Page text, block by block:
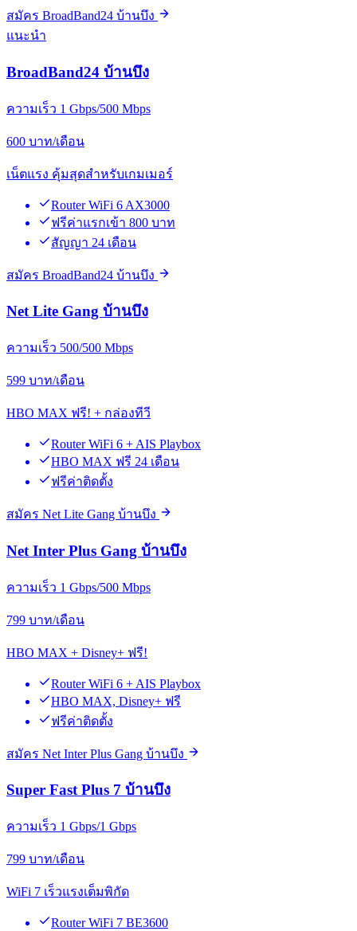
สมัคร BroadBand24 บ้านบึง
แนะนำ
BroadBand24 บ้านบึง
ความเร็ว 1 Gbps/500 Mbps
600 บาท/เดือน
เน็ตแรง คุ้มสุดสำหรับเกมเมอร์
Router WiFi 6 AX3000
ฟรีค่าแรกเข้า 800 บาท
สัญญา 24 เดือน
สมัคร BroadBand24 บ้านบึง
Net Lite Gang บ้านบึง
ความเร็ว 500/500 Mbps
599 บาท/เดือน
HBO MAX ฟรี! + กล่องทีวี
Router WiFi 6 + AIS Playbox
HBO MAX ฟรี 24 เดือน
ฟรีค่าติดตั้ง
สมัคร Net Lite Gang บ้านบึง
Net Inter Plus Gang บ้านบึง
ความเร็ว 1 Gbps/500 Mbps
799 บาท/เดือน
HBO MAX + Disney+ ฟรี!
Router WiFi 6 + AIS Playbox
HBO MAX, Disney+ ฟรี
ฟรีค่าติดตั้ง
สมัคร Net Inter Plus Gang บ้านบึง
Super Fast Plus 7 บ้านบึง
ความเร็ว 1 Gbps/1 Gbps
799 บาท/เดือน
WiFi 7 เร็วแรงเต็มพิกัด
Router WiFi 7 BE3600